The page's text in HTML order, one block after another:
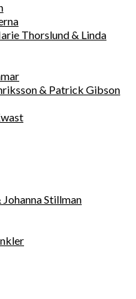
Thorslund & Linda
& Patrick Gibson
Stillman